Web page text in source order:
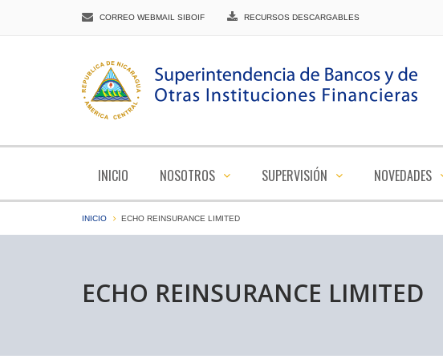
CORREO WEBMAIL SIBOIF RECURSOS DESCARGABLES
INICIO NOSOTROS SUPERVISIÓN NOVEDADES
INICIO ECHO REINSURANCE LIMITED
ECHO REINSURANCE LIMITED